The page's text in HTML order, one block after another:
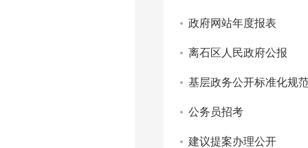
政府网站年度报表
离石区人民政府公报
基层政务公开标准化规
公务员招考
建议提案办理公开